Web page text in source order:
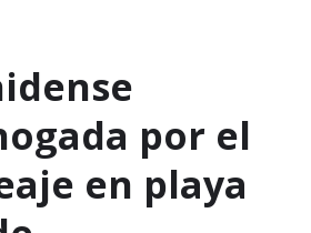
por el
en playa